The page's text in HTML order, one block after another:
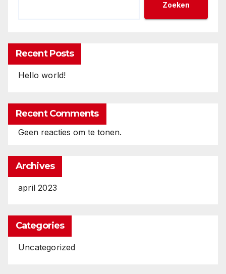
Zoeken
Recent Posts
Hello world!
Recent Comments
Geen reacties om te tonen.
Archives
april 2023
Categories
Uncategorized